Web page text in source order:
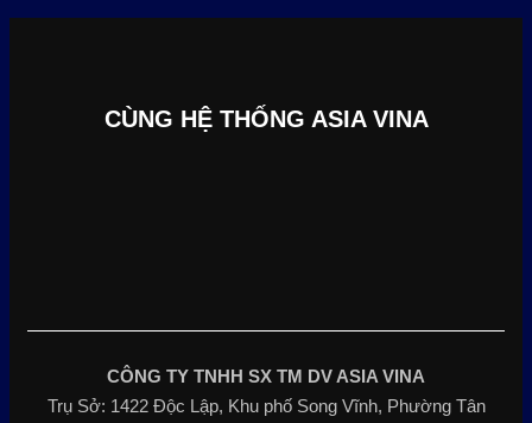
CÙNG HỆ THỐNG ASIA VINA
CÔNG TY TNHH SX TM DV ASIA VINA
Trụ Sở: 1422 Độc Lập, Khu phố Song Vĩnh, Phường Tân